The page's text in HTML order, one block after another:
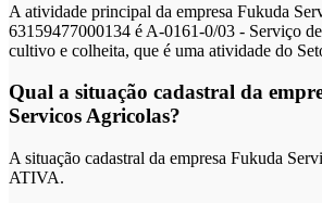
A atividade principal da empresa Fukuda
63159477000134 é A-0161-0/03 - Serviço
cultivo e colheita, que é uma atividade do
Qual a situação cadastral da
Servicos Agricolas?
A situação cadastral da empresa Fukuda
ATIVA.